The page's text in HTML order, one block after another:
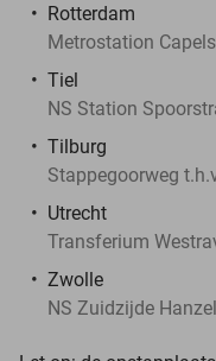
Rotterdam
Metrostation
Tiel
NS Station
Tilburg
Stappegoorweg
Utrecht
Transferium
Zwolle
NS Zuidzijde